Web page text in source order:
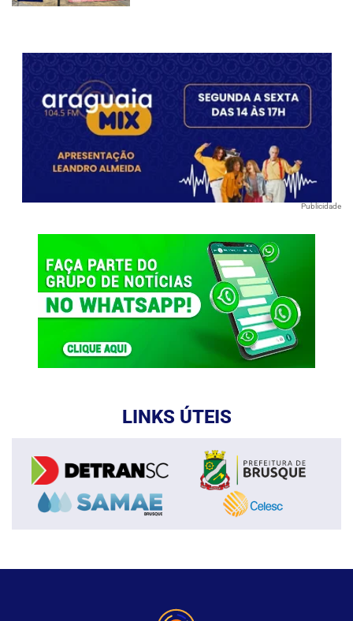
Publicidade
LINKS ÚTEIS